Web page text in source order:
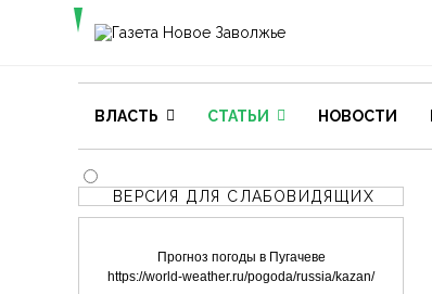
ВЛАСТЬ СТАТЬИ НОВОСТИ
ВЕРСИЯ ДЛЯ СЛАБОВИДЯЩИХ
Прогноз погоды в Пугачеве
https://world-weather.ru/pogoda/russia/kazan/